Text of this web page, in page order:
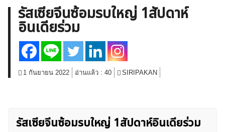
ค้นหา
สำหรับ:
ข่าวฟอเร็กซ์และสกุลเงิน คริปโตเคอร์เรนซี
ฟรีซิกแนล รายวัน
บทวิเคราะห์
เศรษฐกิจทั่วไป
สินค้าโภคภัณฑ์
โบรกเกอร์ FX
โปรโมชั่น Forex
กองทุน Forex
ฟรี EA
รัสเซียจีนซ้อมรบใหญ่ 1สัปดาห์
อินเดียร่วม
1 กันยายน 2022 อ่านแล้ว : 40 SIRIPAKAN
รัสเซียจีนซ้อมรบใหญ่ 1สัปดาห์อินเดียร่วม